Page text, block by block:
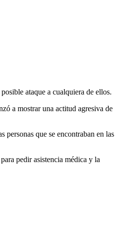
ataque a cualquiera de ellos.
a mostrar una actitud agresiva de
personas que se encontraban en las
para pedir asistencia médica y la